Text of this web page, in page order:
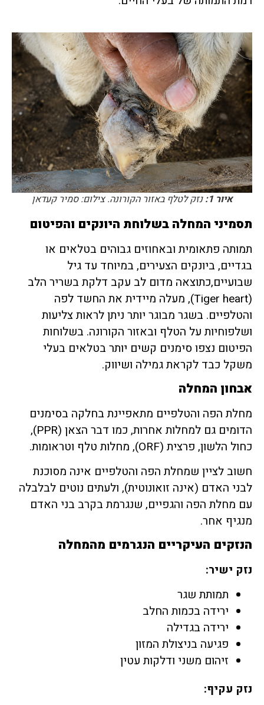
איור 1: נזק לטלף באזור הקורונה. צילום: סמיר קעדאן
תסמיני המחלה בשלוחת היונקים והפיטום
תמותה פתאומית ובאחוזים גבוהים בטלאים או
בגדיים, ביונקים הצעירים, במיוחד עד גיל
שבועיים,כתוצאה מדום לב עקב דלקת בשריר הלב
(Tiger heart), מעלה מיידית את החשד לפה
והטלפיים. בשגר מבוגר יותר ניתן לראות צליעות
ושלפוחיות על הטלף ובאזור הקורונה. בשלוחות
הפיטום נצפו סימנים קשים יותר בטלאים בעלי
משקל כבד לקראת גמילה ושיווק.
אבחון המחלה
מחלת הפה והטלפיים מתאפיינת בחלקה בסימנים
הדומים גם למחלות אחרות, כמו דבר הצאן (PPR),
כחול הלשון, פרצית (ORF), מחלות טלף וטראומות.
חשוב לציין שמחלת הפה והטלפיים אינה מסוכנת
לבני האדם (אינה זואונוטית), ולעתים נוטים לבלבלה
עם מחלת הפה והגפיים, שנגרמת בקרב בני האדם
מנגיף אחר.
הנזקים העיקריים הנגרמים מהמחלה
נזק ישיר:
תמותת שגר
ירידה בכמות החלב
ירידה בגדילה
פגיעה בניצולת המזון
זיהום משני ודלקות עטין
נזק עקיף: